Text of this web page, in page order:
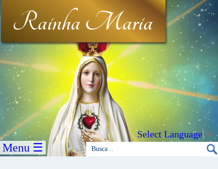
Rainha Maria
Select Language▼
Menu ☰